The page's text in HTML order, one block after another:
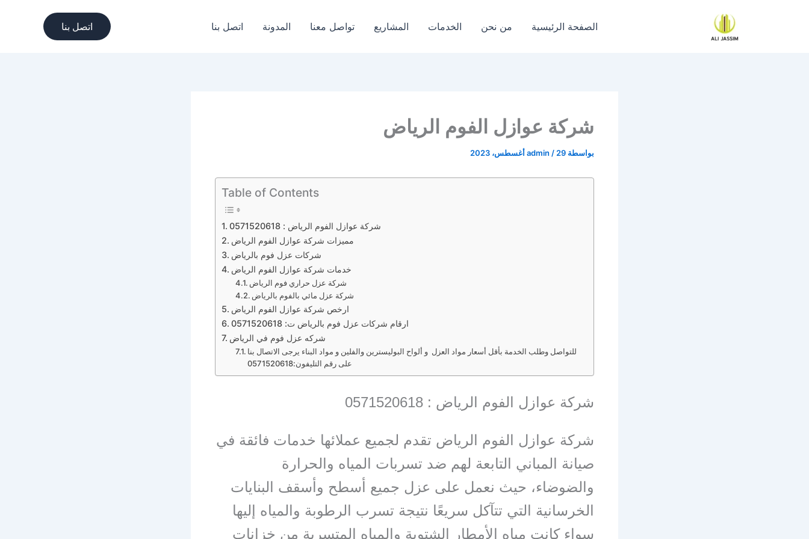
الصفحة الرئيسية من نحن الخدمات المشاريع تواصل معنا المدونة اتصل بنا اتصل بنا
شركة عوازل الفوم الرياض
بواسطة admin / 29 أغسطس، 2023
Table of Contents
شركة عوازل الفوم الرياض : 0571520618
مميزات شركة عوازل الفوم الرياض
شركات عزل فوم بالرياض
خدمات شركة عوازل الفوم الرياض
شركة عزل حراري فوم الرياض
شركة عزل مائي بالفوم بالرياض
ارخص شركة عوازل الفوم الرياض
ارقام شركات عزل فوم بالرياض ت: 0571520618
شركه عزل فوم في الرياض
للتواصل وطلب الخدمة بأقل أسعار مواد العزل و ألواح البوليسترين والفلين و مواد البناء يرجى الاتصال بنا
على رقم التليفون:0571520618
شركة عوازل الفوم الرياض : 0571520618
شركة عوازل الفوم الرياض تقدم لجميع عملائها خدمات فائقة في
صيانة المباني التابعة لهم ضد تسربات المياه والحرارة
والضوضاء، حيث نعمل على عزل جميع أسطح وأسقف البنايات
الخرسانية التي تتآكل سريعًا نتيجة تسرب الرطوبة والمياه إليها
سواء كانت مياه الأمطار الشتوية والمياه المتسربة من خزانات